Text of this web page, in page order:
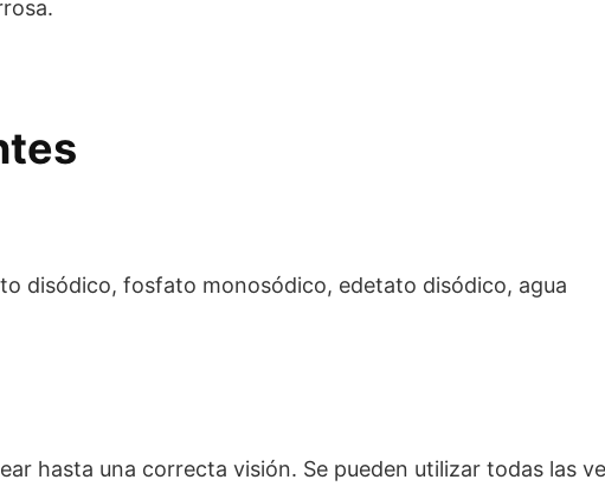
disódico, fosfato monosódico, edetato disódico, agua
hasta una correcta visión. Se pueden utilizar todas las